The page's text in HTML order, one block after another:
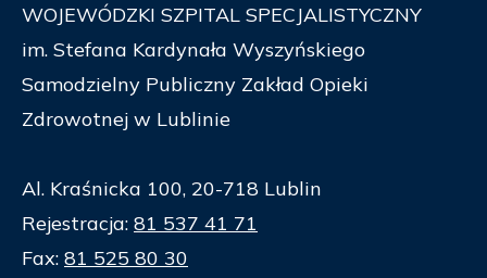
WOJEWÓDZKI SZPITAL SPECJALISTYCZNY
im. Stefana Kardynała Wyszyńskiego
Samodzielny Publiczny Zakład Opieki
Zdrowotnej w Lublinie
Al. Kraśnicka 100, 20-718 Lublin
Rejestracja: 81 537 41 71
Fax: 81 525 80 30